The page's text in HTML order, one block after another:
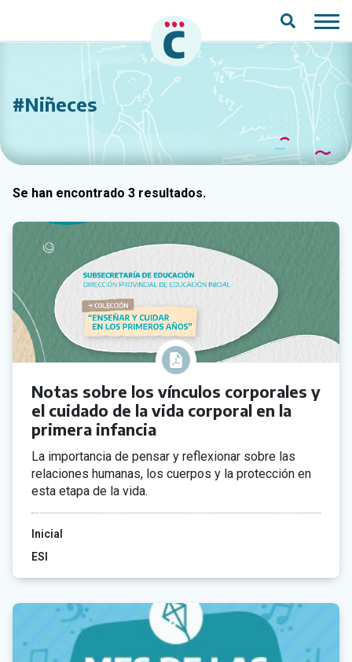
#Niñeces
Se han encontrado 3 resultados.
Notas sobre los vínculos corporales y
el cuidado de la vida corporal en la
primera infancia
La importancia de pensar y reflexionar sobre las
relaciones humanas, los cuerpos y la protección en
esta etapa de la vida.
Inicial
ESI